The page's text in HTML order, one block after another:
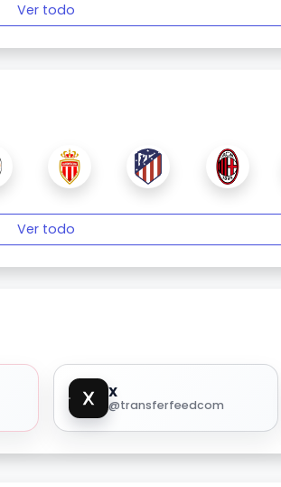
Ver todo
Ver todo
X
@transferfeedcom